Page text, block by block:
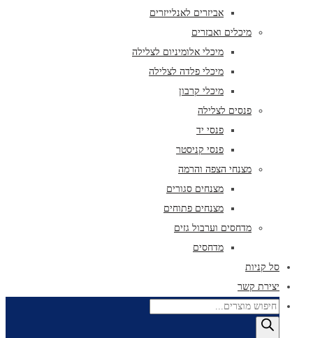
אביזרים לאנלייזרים
מיכלים ואבזרים
מיכלי אלומיניום לצלילה
מיכלי פלדה לצלילה
מיכלי קרבון
פנסים לצלילה
פנסי יד
פנסי קניסטר
מצנחי הצפה והרמה
מצנחים סגורים
מצנחים פתוחים
מדחסים וערבול גזים
מדחסים
סל קניות
יצירת קשר
Products
search